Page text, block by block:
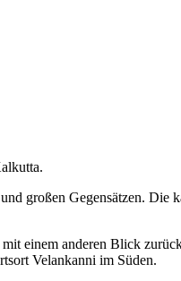
großen Gegensätzen.
einem anderen Blick
Velankanni im Süden.